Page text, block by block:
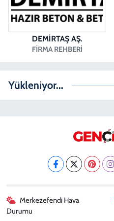
DEMİRTAŞ AŞ.
FIRMA REHBERI
Yükleniyor...
Merkezefendi Hava
Durumu